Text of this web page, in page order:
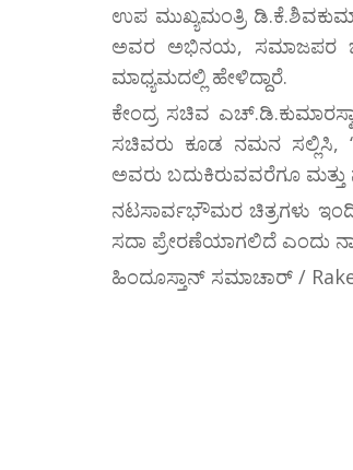
ಉಪ ಮುಖ್ಯಮಂತ್ರಿ
ಅವರ ಅಭಿನಯ, ಸಮಾಜಪರ
ಮಾಧ್ಯಮದಲ್ಲಿ ಹೇಳಿದ್ದಾರೆ.
ಕೇಂದ್ರ ಸಚಿವ
ಸಚಿವರು ಕೂಡ ನಮನ ಸಲ್ಲಿಸಿ,
ಅವರು ಬದುಕಿರುವವರೆಗೂ ಮತ್ತು
ನಟಸಾರ್ವಭೌಮರ ಚಿತ್ರಗಳು
ಸದಾ ಪ್ರೇರಣೆಯಾಗಲಿದೆ ಎಂದು
ಹಿಂದೂಸ್ತಾನ್ ಸಮಾಚಾರ್ /